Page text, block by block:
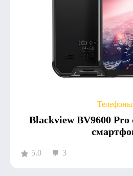
Телефоны
Blackview BV9600
5.0 3